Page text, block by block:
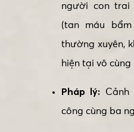
người con trai
(tan máu
thường xuyên,
hiện tại vô cùng
Pháp lý:
công cùng ba